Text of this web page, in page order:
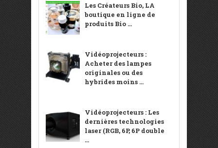
Les Créateurs Bio, LA
boutique en ligne de
produits Bio ...
Vidéoprojecteurs :
Acheter des lampes
originales ou des
hybrides moins ...
Vidéoprojecteurs : Les
dernières technologies
laser (RGB, 6P, 6P double
...